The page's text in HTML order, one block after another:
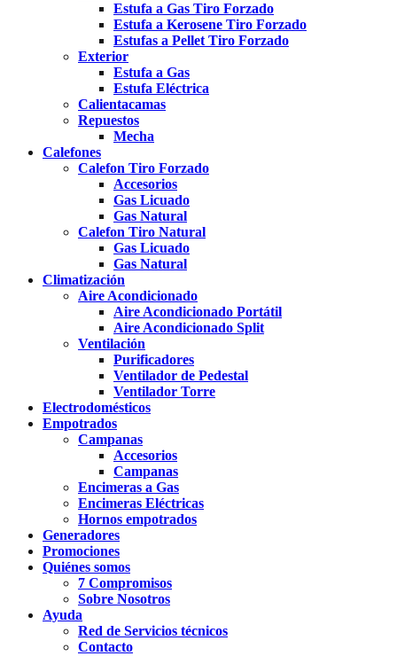
Estufa a Gas Tiro Forzado
Estufa a Kerosene Tiro Forzado
Estufas a Pellet Tiro Forzado
Exterior
Estufa a Gas
Estufa Eléctrica
Calientacamas
Repuestos
Mecha
Calefones
Calefon Tiro Forzado
Accesorios
Gas Licuado
Gas Natural
Calefon Tiro Natural
Gas Licuado
Gas Natural
Climatización
Aire Acondicionado
Aire Acondicionado Portátil
Aire Acondicionado Split
Ventilación
Purificadores
Ventilador de Pedestal
Ventilador Torre
Electrodomésticos
Empotrados
Campanas
Accesorios
Campanas
Encimeras a Gas
Encimeras Eléctricas
Hornos empotrados
Generadores
Promociones
Quiénes somos
7 Compromisos
Sobre Nosotros
Ayuda
Red de Servicios técnicos
Contacto